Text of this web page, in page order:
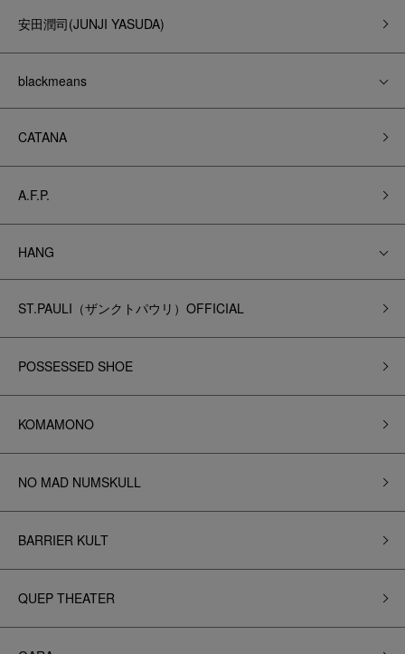
安田潤司(JUNJI YASUDA)
blackmeans
CATANA
A.F.P.
HANG
ST.PAULI（ザンクトパウリ）OFFICIAL
POSSESSED SHOE
KOMAMONO
NO MAD NUMSKULL
BARRIER KULT
QUEP THEATER